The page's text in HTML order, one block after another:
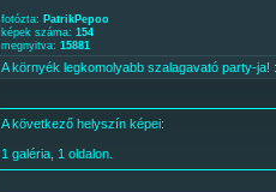
fotózta: PatrikPepoo
képek száma: 154
megnyitva: 15881
A környék legkomolyabb szalagavató party-ja!
A következő helyszín képei:
1 galéria, 1 oldalon.